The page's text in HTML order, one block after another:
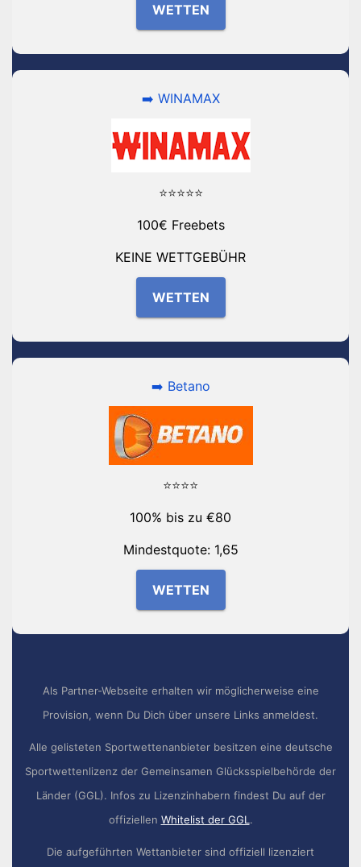
WETTEN
➡️ WINAMAX
⭐⭐⭐⭐⭐
100€ Freebets
KEINE WETTGEBÜHR
WETTEN
➡️ Betano
⭐⭐⭐⭐
100% bis zu €80
Mindestquote: 1,65
WETTEN
Als Partner-Webseite erhalten wir möglicherweise eine
Provision, wenn Du Dich über unsere Links anmeldest.
Alle gelisteten Sportwettenanbieter besitzen eine deutsche
Sportwettenlizenz der Gemeinsamen Glücksspielbehörde der
Länder (GGL). Infos zu Lizenzinhabern findest Du auf der
offiziellen Whitelist der GGL .
Die aufgeführten Wettanbieter sind offiziell lizenziert